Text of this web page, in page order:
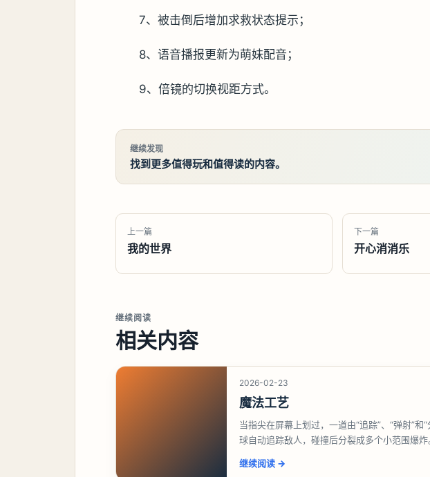
7、被击倒后增加求救状态提示；
8、语音播报更新为萌妹配音；
9、倍镜的切换视距方式。
继续发现
找到更多值得玩和值得读的内容。
上一篇
我的世界
下一篇
开心消消乐
继续阅读
相关内容
2026-02-23
魔法工艺
当指尖在屏幕上划过，一道由“追踪”、“弹射”和
球自动追踪敌人，碰撞后分裂成多个小范围爆
继续阅读 →